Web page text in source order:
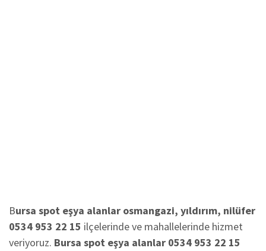
Bursa spot eşya alanlar osmangazi, yıldırım, nilüfer
0534 953 22 15 ilçelerinde ve mahallelerinde hizmet
veriyoruz. Bursa spot eşya alanlar 0534 953 22 15